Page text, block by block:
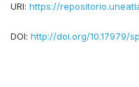
URI: https://
DOI: http://doi.org/10.17979/